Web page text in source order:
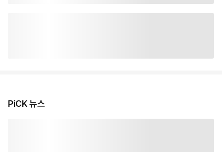
PiCK 뉴스